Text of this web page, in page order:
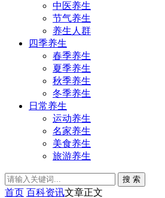
中医养生
节气养生
养生人群
四季养生
春季养生
夏季养生
秋季养生
冬季养生
日常养生
运动养生
名家养生
美食养生
旅游养生
搜 索
首页 百科资讯文章正文